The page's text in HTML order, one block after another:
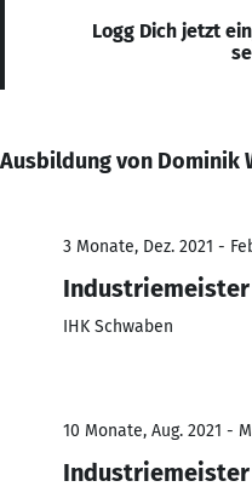
Logg Dich jetzt
Ausbildung von Dominik
3 Monate, Dez. 2021 -
IHK Schwaben
10 Monate, Aug. 2021 -